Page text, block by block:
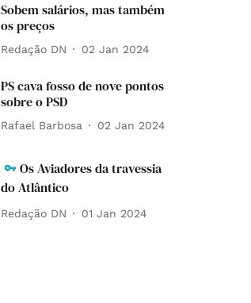
Sobem salários, mas também
os preços
Redação DN 02 Jan 2024
PS cava fosso de nove pontos
sobre o PSD
Rafael Barbosa 02 Jan 2024
Os Aviadores da travessia
do Atlântico
Redação DN 01 Jan 2024